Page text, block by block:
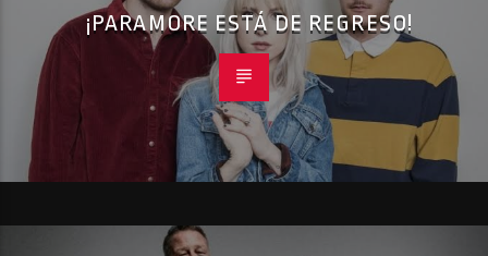
¡PARAMORE ESTÁ DE REGRESO!